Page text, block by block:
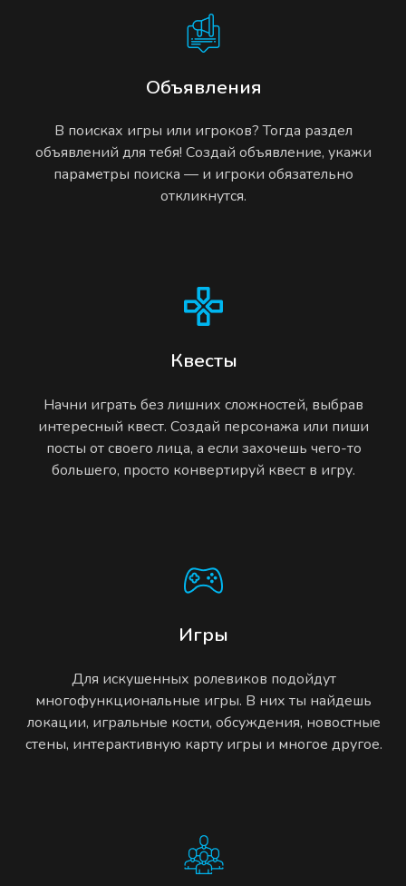
Объявления
В поисках игры или игроков? Тогда раздел
объявлений для тебя! Создай объявление, укажи
параметры поиска — и игроки обязательно
откликнутся.
Квесты
Начни играть без лишних сложностей, выбрав
интересный квест. Создай персонажа или пиши
посты от своего лица, а если захочешь чего-то
большего, просто конвертируй квест в игру.
Игры
Для искушенных ролевиков подойдут
многофункциональные игры. В них ты найдешь
локации, игральные кости, обсуждения, новостные
стены, интерактивную карту игры и многое другое.